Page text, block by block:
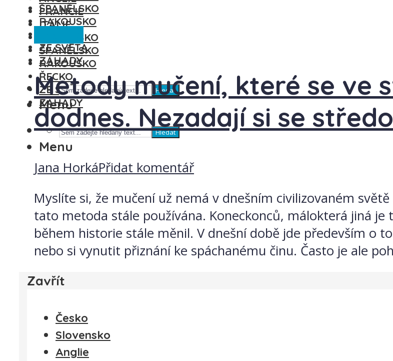
FRANCIE
ITÁLIE
MAĎARSKO
ŠPANĚLSKO
RAKOUSKO
ŘECKO
ZE SVĚTA
ZÁHADY
Hledat
Menu
ŠPANĚLSKO
RAKOUSKO
ZE SVĚTA
ZÁHADY
Hledat
Menu
Metody mučení, které se ve
dodnes. Nezadají si se
Jana HorkáPřidat komentář
Myslíte si, že mučení už nemá v dnešním civilizovaném
tato metoda stále používána. Koneckonců, málokterá jiná je
během historie stále měnil. V dnešní době jde především o
nebo si vynutit přiznání ke spáchanému činu. Často je ale
Zavřít
Česko
Slovensko
Anglie